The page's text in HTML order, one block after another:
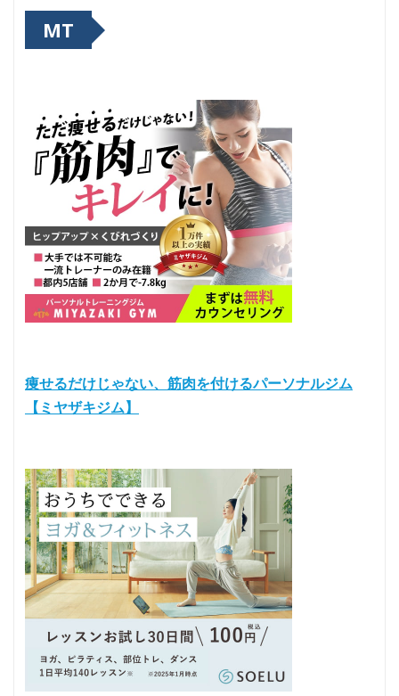
MT
痩せるだけじゃない、筋肉を付けるパーソナルジム
【ミヤザキジム】